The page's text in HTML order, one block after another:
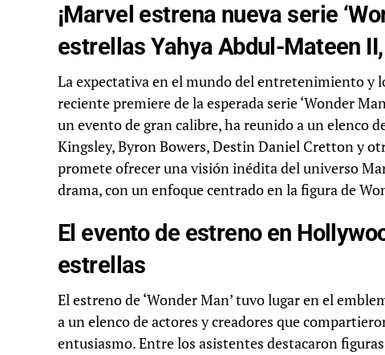
¡Marvel estrena nueva serie
estrellas Yahya Abdul-Mateen
La expectativa en el mundo del entretenimiento y
reciente premiere de la esperada serie ‘Wonder
un evento de gran calibre, ha reunido a un elenco
Kingsley, Byron Bowers, Destin Daniel Cretton y
promete ofrecer una visión inédita del universo
drama, con un enfoque centrado en la figura de
El evento de estreno en
estrellas
El estreno de ‘Wonder Man’ tuvo lugar en el
a un elenco de actores y creadores que
entusiasmo. Entre los asistentes destacaron